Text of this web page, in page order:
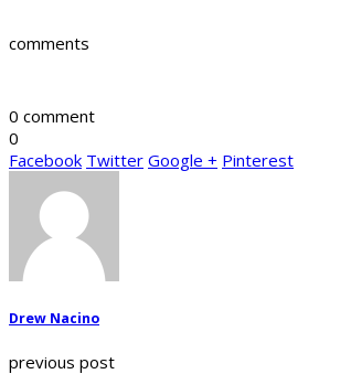
comments
0 comment
0
Facebook Twitter Google + Pinterest
Drew Nacino
previous post